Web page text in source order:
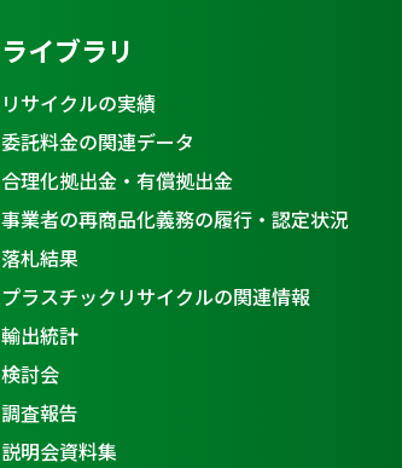
ライブラリ
リサイクルの実績
委託料金の関連データ
合理化拠出金・有償拠出金
事業者の再商品化義務の履行・認定状況
落札結果
プラスチックリサイクルの関連情報
輸出統計
検討会
調査報告
説明会資料集